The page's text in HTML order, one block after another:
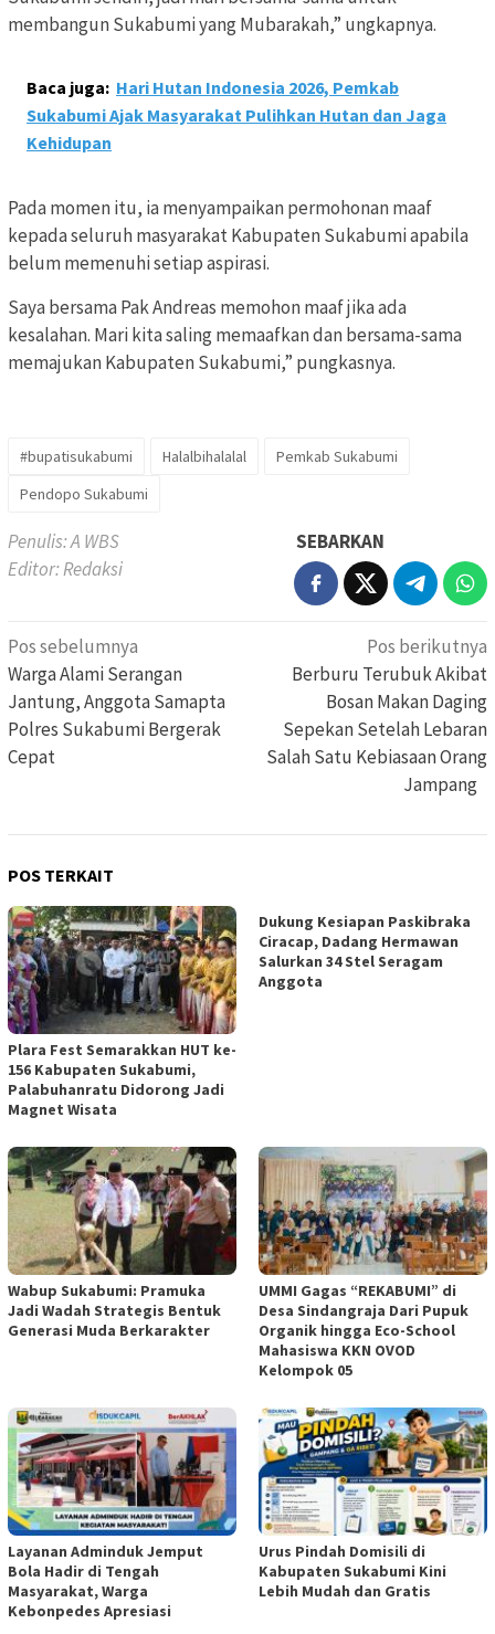
membangun Sukabumi yang Mubarakah,” ungkapnya.
Baca juga: Hari Hutan Indonesia 2026, Pemkab
Sukabumi Ajak Masyarakat Pulihkan Hutan dan Jaga
Kehidupan
Pada momen itu, ia menyampaikan permohonan maaf
kepada seluruh masyarakat Kabupaten Sukabumi apabila
belum memenuhi setiap aspirasi.
Saya bersama Pak Andreas memohon maaf jika ada
kesalahan. Mari kita saling memaafkan dan bersama-sama
memajukan Kabupaten Sukabumi,” pungkasnya.
#bupatisukabumi Halalbihalalal
Pemkab Sukabumi
Pendopo Sukabumi
Penulis: A WBS
Editor: Redaksi
SEBARKAN
Navigasi
pos
Pos sebelumnya
Warga Alami Serangan
Jantung, Anggota Samapta
Polres Sukabumi Bergerak
Cepat
Pos berikutnya
Berburu Terubuk Akibat
Bosan Makan Daging
Sepekan Setelah Lebaran
Salah Satu Kebiasaan Orang
Jampang
POS TERKAIT
Plara Fest Semarakkan HUT ke-
156 Kabupaten Sukabumi,
Palabuhanratu Didorong Jadi
Magnet Wisata
Dukung Kesiapan Paskibraka
Ciracap, Dadang Hermawan
Salurkan 34 Stel Seragam
Anggota
Wabup Sukabumi: Pramuka
Jadi Wadah Strategis Bentuk
Generasi Muda Berkarakter
UMMI Gagas “REKABUMI” di
Desa Sindangraja Dari Pupuk
Organik hingga Eco-School
Mahasiswa KKN OVOD
Kelompok 05
Layanan Adminduk Jemput
Bola Hadir di Tengah
Masyarakat, Warga
Kebonpedes Apresiasi
Urus Pindah Domisili di
Kabupaten Sukabumi Kini
Lebih Mudah dan Gratis